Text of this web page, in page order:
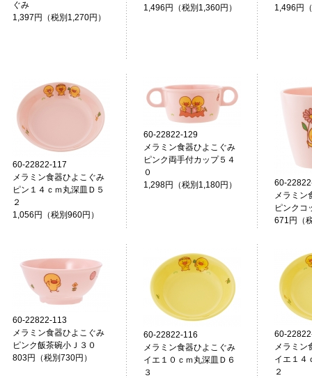
ぐみ
1,397円（税別1,270円）
1,496円（税別1,360円）
1,496円
60-22822-117
メラミン食器ひよこぐみ
ピン１４ｃｍ丸深皿Ｄ５
２
1,056円（税別960円）
60-22822-129
メラミン食器ひよこぐみ
ピンク両手付カップ５４
０
1,298円（税別1,180円）
60-
メラミン
ピンクコ
671円（
60-22822-113
メラミン食器ひよこぐみ
ピンク飯茶碗小Ｊ３０
803円（税別730円）
60-22822-116
メラミン食器ひよこぐみ
イエ１０ｃｍ丸深皿Ｄ６
３
60-
メラミン
イエ１４
２